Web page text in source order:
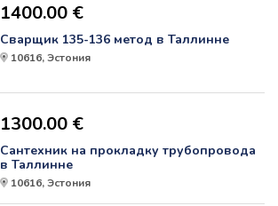
1400.00 €
Сварщик 135-136 метод в Таллинне
10616, Эстония
1300.00 €
Сантехник на прокладку трубопровода
в Таллинне
10616, Эстония